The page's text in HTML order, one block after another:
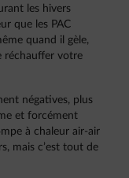
les hivers
que les PAC
quand il gèle,
réchauffer votre
négatives, plus
et forcément
à chaleur air-air
mais c’est tout de